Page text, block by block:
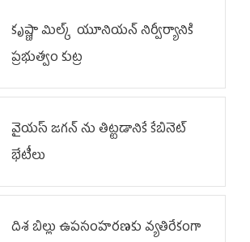
కృష్ణా మిల్క్‌ యూనియన్‌ నిర్వీర్యానికి
ప్రభుత్వం కుట్ర
వైయ‌స్ జగన్‌ ను తిట్టడానికే కేబినెట్‌
భేటీలు
దిశ బిల్లు ఉపసంహరణకు వ్యతిరేకంగా